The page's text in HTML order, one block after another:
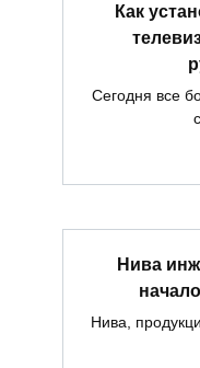
Как
Сегодня все
Нива
Нива,